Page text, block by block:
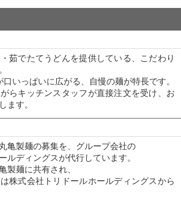
茹でたてうどんを提供している、こだわり
いっぱいに広がる、自慢の麺が特長です。
らキッチンスタッフが直接注文を受け、お
ます。
亀製麺の募集を、グループ会社の
ルディングスが代行しています。
製麺に共有され、
株式会社トリドールホールディングスから